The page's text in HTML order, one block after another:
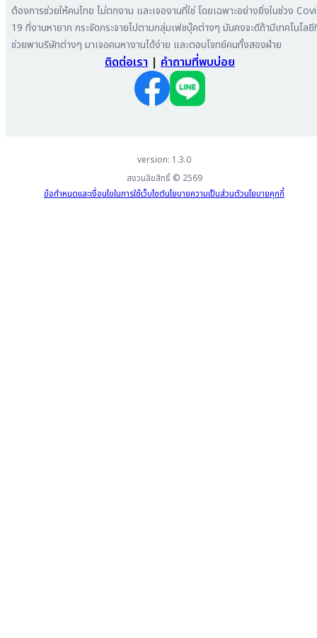
หางาน สมุทรสาหางาน ภูเก็ต
หางาน พระนครศรีอยุธยา
ต้องการช่วยให้คนไทย ไม่ตกงาน และเจองานที่ใช่ โดยเฉพาะอย่างยิ่งในช่วง
19 ที่งานหายาก กระจัดกระจายไปตามกลุ่มเฟซบุ๊คต่างๆ มันคงจะดีถ้ามีเทคโนโล
ช่วยพาบริษัทต่างๆ มาเจอคนหางานได้ง่าย และตอบโจทย์คนทั้งสองฝ่าย
ติดต่อเรา | คำถามที่พบบ่อย
version: 1.3.0
สงวนลิขสิทธิ์ © 2569
ข้อกำหนดและเงื่อนไขในการใช้เว็บไซต์นโยบายความเป็นส่วนตัวนโยบายคุกกี้